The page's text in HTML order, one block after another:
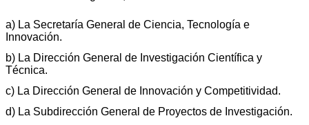
a) La Secretaría General de Ciencia, Tecnología e
Innovación.
b) La Dirección General de Investigación Científica y
Técnica.
c) La Dirección General de Innovación y Competitividad.
d) La Subdirección General de Proyectos de Investigación.